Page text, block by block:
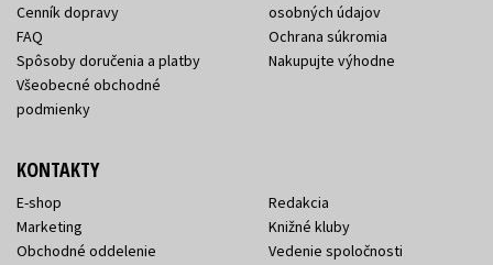
Cenník dopravy
FAQ
Spôsoby doručenia a platby
Všeobecné obchodné
podmienky
osobných údajov
Ochrana súkromia
Nakupujte výhodne
KONTAKTY
E-shop
Marketing
Obchodné oddelenie
Redakcia
Knižné kluby
Vedenie spoločnosti